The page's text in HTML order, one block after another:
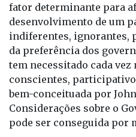
fator determinante para
desenvolvimento de um
indiferentes, ignorantes,
da preferência dos
tem necessitado cada
conscientes,
bem-conceituada por
Considerações sobre o
pode ser conseguida por